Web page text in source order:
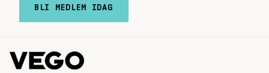
BLI MEDLEM IDAG